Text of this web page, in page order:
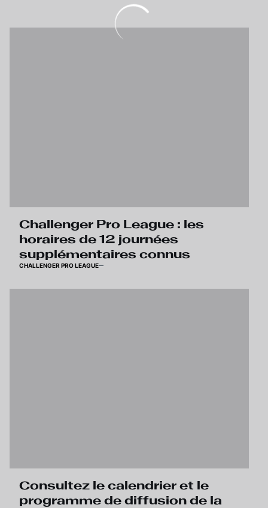
« Super Sunday » lors de
la 4ème journée
Challenger Pro League : les
horaires de 12 journées
supplémentaires connus
CHALLENGER PRO LEAGUE
Consultez le calendrier et le
programme de diffusion de la